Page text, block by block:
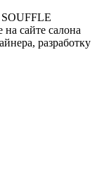
SOUFFLE
сайте салона
разработку